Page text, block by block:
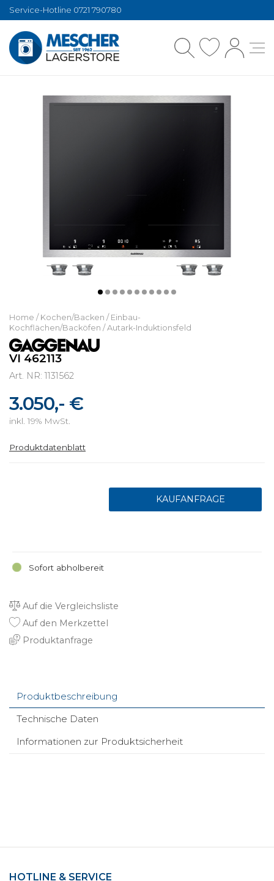
Service-Hotline 0721 790780
Home / Kochen/Backen / Einbau-
Kochflächen/Backöfen / Autark-Induktionsfeld
VI 462113
Art. NR: 1131562
3.050,- €
inkl. 19% MwSt.
Produktdatenblatt
Sofort abholbereit
Auf die Vergleichsliste
Auf den Merkzettel
Produktanfrage
Produktbeschreibung
Technische Daten
Informationen zur Produktsicherheit
HOTLINE & SERVICE